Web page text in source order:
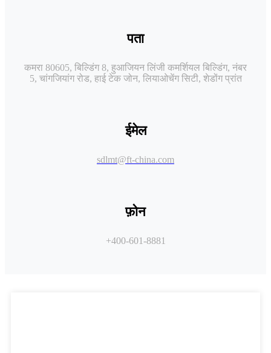
पता
कमरा 80605, बिल्डिंग 8, हुआजियन लिंजी कमर्शियल बिल्डिंग, नंबर
5, चांगजियांग रोड, हाई टेक जोन, लियाओचेंग सिटी, शेडोंग प्रांत
ईमेल
sdlmt@ft-china.com
फ़ोन
+400-601-8881